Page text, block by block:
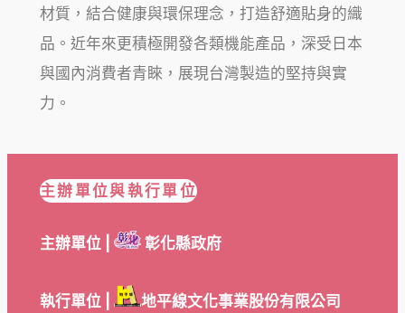
材質，結合健康與環保理念，打造舒適貼身的織
品。近年來更積極開發各類機能產品，深受日本
與國內消費者青睞，展現台灣製造的堅持與實
力。
主辦單位與執行單位
主辦單位 | 彰化縣政府
執行單位 | 地平線文化事業股份有限公司